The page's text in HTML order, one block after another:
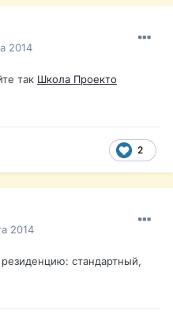
2014
так Школа Проекто
2
2014
стандартный,